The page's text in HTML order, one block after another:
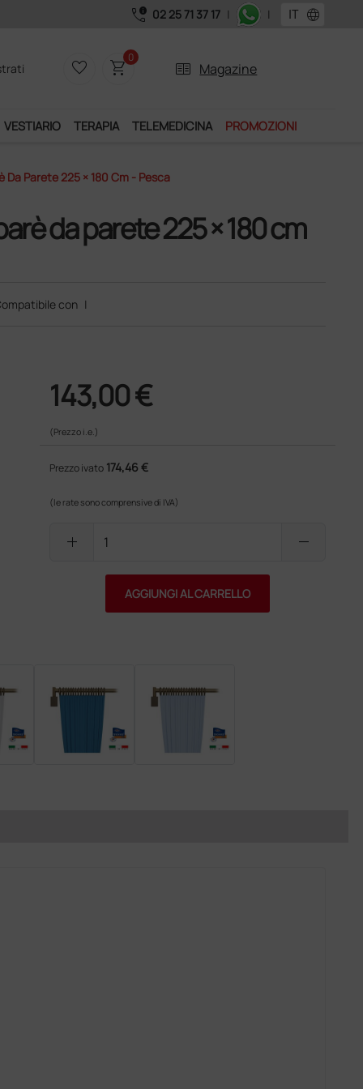
Acquistando il servizio "Ds Club", un anno di spedizioni a
call_quality 02 25 71 37 17 | | language
favorite_border shopping_cart0
two_pager Magazine
VESTIARIO TERAPIA TELEMEDICINA PROMOZIONI
Da Parete 225 × 180 Cm - Pesca
da parete 225 × 180 cm
con |
143,00 €
(Prezzo i.e.)
Prezzo ivato 174,46 €
(le rate sono comprensive di IVA)
add remove
AGGIUNGI AL CARRELLO